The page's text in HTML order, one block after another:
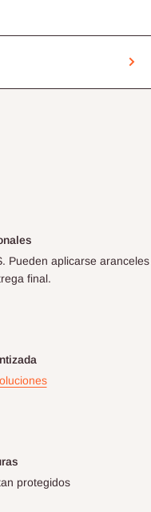
Pueden aplicarse aranceles
final.
protegidos